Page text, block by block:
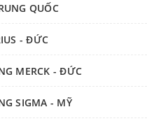
QUỐC
- ĐỨC
MERCK - ĐỨC
SIGMA - MỸ